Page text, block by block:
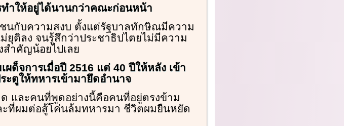
ทำให้อยู่ได้นานกว่าคณะก่อนหน้า
นกับความสงบ ตั้งแต่รัฐบาลทักษิณมีความ
ยุติลง จนรู้สึกว่าประชาธิปไตยไม่มีความ
สำคัญน้อยไปเลย
ด็จการเมื่อปี 2516 แต่ 40 ปีให้หลัง เข้า
ะตูให้ทหารเข้ามายึดอำนาจ
และคนที่พูดอย่างนี้คือคนที่อยู่ตรงข้าม
ที่ผมต่อสู้โค่นล้มทหารมา ชีวิตผมยืนหยัด